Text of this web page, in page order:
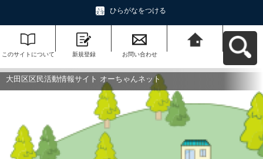
ひらがなをつける
このサイトについて 新規登録 お問い合わせ
ットへ戻る
大田区区民活動情報サイト オーちゃんネット